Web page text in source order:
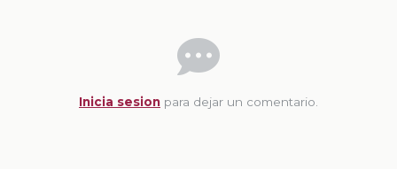
Inicia sesion para dejar un comentario.